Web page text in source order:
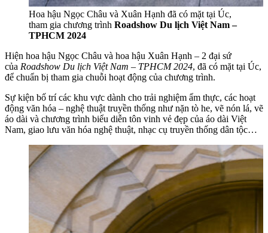
Hoa hậu Ngọc Châu và Xuân Hạnh đã có mặt tại Úc,
tham gia chương trình Roadshow Du lịch Việt Nam –
TPHCM 2024
Hiện hoa hậu Ngọc Châu và hoa hậu Xuân Hạnh – 2 đại sứ
của Roadshow Du lịch Việt Nam – TPHCM 2024, đã có mặt tại Úc,
để chuẩn bị tham gia chuỗi hoạt động của chương trình.
Sự kiện bố trí các khu vực dành cho trải nghiệm ẩm thực, các hoạt
động văn hóa – nghệ thuật truyền thống như nặn tò he, vẽ nón lá, vẽ
áo dài và chương trình biểu diễn tôn vinh vẻ đẹp của áo dài Việt
Nam, giao lưu văn hóa nghệ thuật, nhạc cụ truyền thống dân tộc…